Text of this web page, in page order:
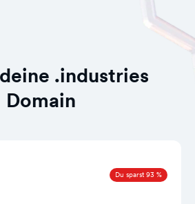
.industries
Domain
Du sparst 93 %